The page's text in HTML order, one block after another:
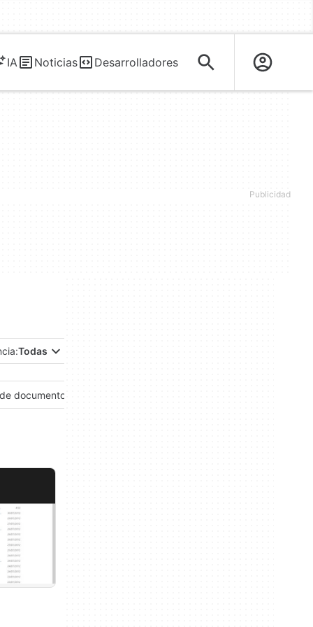
IA Noticias Desarrolladores
Todas
documentos